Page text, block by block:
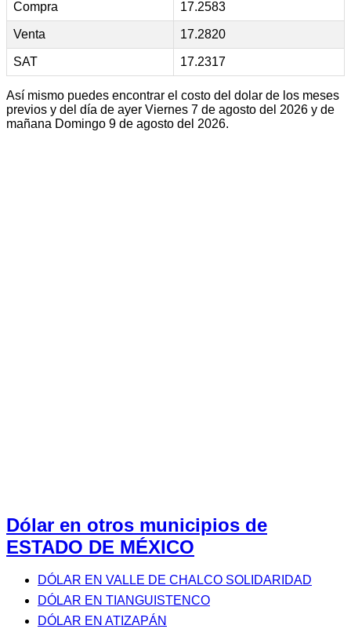
Compra 17.2583
Venta 17.2820
SAT 17.2317
Así mismo puedes encontrar el costo del dolar de los meses
previos y del día de ayer Viernes 7 de agosto del 2026 y de
mañana Domingo 9 de agosto del 2026.
Dólar en otros municipios de
ESTADO DE MÉXICO
DÓLAR EN VALLE DE CHALCO SOLIDARIDAD
DÓLAR EN TIANGUISTENCO
DÓLAR EN ATIZAPÁN